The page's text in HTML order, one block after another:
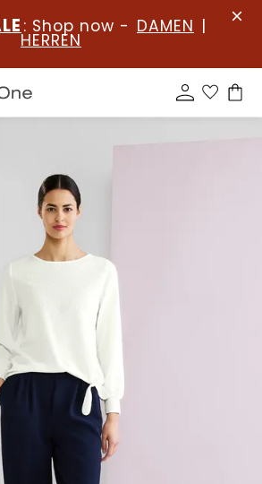
: Shop now - DAMEN |
HERREN